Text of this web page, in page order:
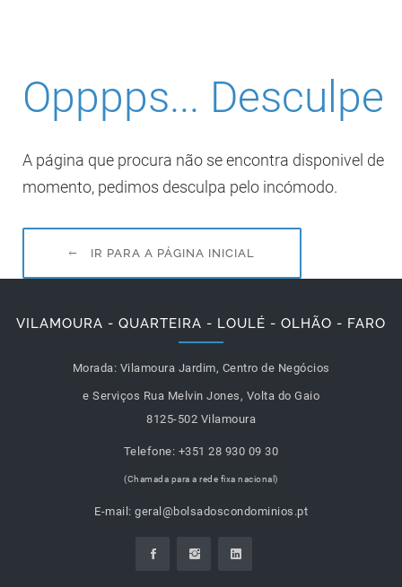
Opppps... Desculpe
A página que procura não se encontra disponivel de
momento, pedimos desculpa pelo incómodo.
IR PARA A PÁGINA INICIAL
VILAMOURA - QUARTEIRA - LOULÉ - OLHÃO - FARO
Morada: Vilamoura Jardim, Centro de Negócios
e Serviços Rua Melvin Jones, Volta do Gaio
8125-502 Vilamoura
Telefone: +351 28 930 09 30
(Chamada para a rede fixa nacional)
E-mail: geral@bolsadoscondominios.pt